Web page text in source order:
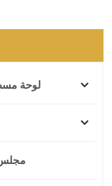
لوحة
مجلس